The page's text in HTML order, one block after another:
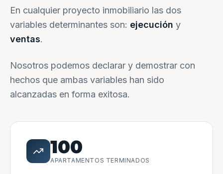
En cualquier proyecto inmobiliario las dos
variables determinantes son: ejecución y
ventas.
Nosotros podemos declarar y demostrar con
hechos que ambas variables han sido
alcanzadas en forma exitosa.
100
APARTAMENTOS TERMINADOS